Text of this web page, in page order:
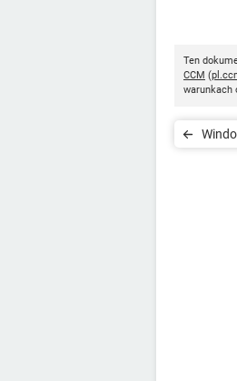
Ten
CCM (
warunkach